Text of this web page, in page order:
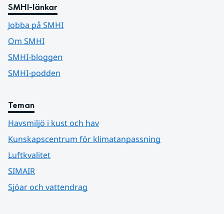
SMHI-länkar
Jobba på SMHI
Om SMHI
SMHI-bloggen
SMHI-podden
Teman
Havsmiljö i kust och hav
Kunskapscentrum för klimatanpassning
Luftkvalitet
SIMAIR
Sjöar och vattendrag